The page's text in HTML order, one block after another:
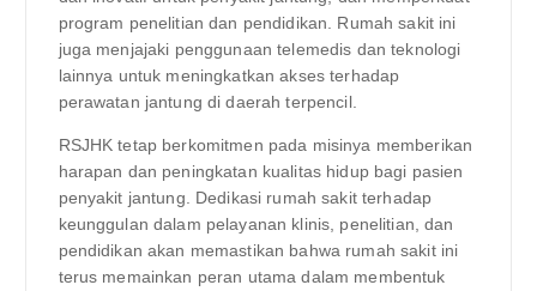
program penelitian dan pendidikan. Rumah sakit ini
juga menjajaki penggunaan telemedis dan teknologi
lainnya untuk meningkatkan akses terhadap
perawatan jantung di daerah terpencil.
RSJHK tetap berkomitmen pada misinya memberikan
harapan dan peningkatan kualitas hidup bagi pasien
penyakit jantung. Dedikasi rumah sakit terhadap
keunggulan dalam pelayanan klinis, penelitian, dan
pendidikan akan memastikan bahwa rumah sakit ini
terus memainkan peran utama dalam membentuk